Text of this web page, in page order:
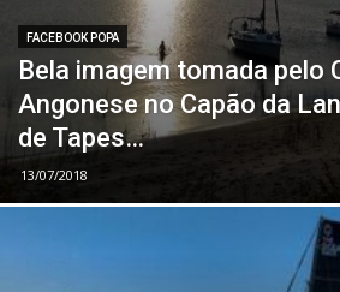
FACEBOOK POPA
Bela imagem tomada pelo
Angonese no Capão da
de Tapes…
13/07/2018